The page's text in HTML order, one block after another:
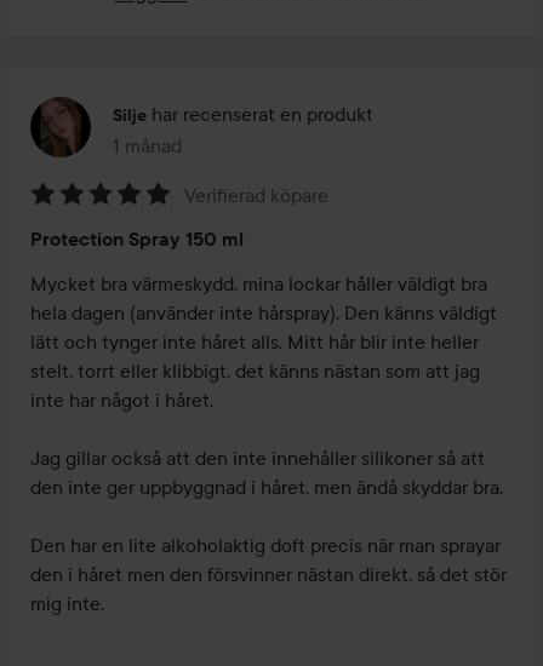
Silje har recenserat en produkt
1 månad
Inlägget skapades 1 månad
5
av
5
Verifierad köpare
Protection Spray 150 ml
Mycket bra värmeskydd, mina lockar håller väldigt bra
hela dagen (använder inte hårspray). Den känns väldigt
lätt och tynger inte håret alls. Mitt hår blir inte heller
stelt, torrt eller klibbigt, det känns nästan som att jag
inte har något i håret.
Jag gillar också att den inte innehåller silikoner så att
den inte ger uppbyggnad i håret, men ändå skyddar bra.
Den har en lite alkoholaktig doft precis när man sprayar
den i håret men den försvinner nästan direkt, så det stör
mig inte.